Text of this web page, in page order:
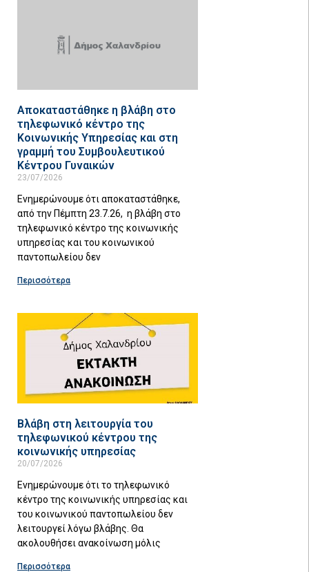
Αποκαταστάθηκε η βλάβη στο
τηλεφωνικό κέντρο της
Κοινωνικής Υπηρεσίας και στη
γραμμή του Συμβουλευτικού
Κέντρου Γυναικών
23/07/2026
Ενημερώνουμε ότι αποκαταστάθηκε,
από την Πέμπτη 23.7.26, η βλάβη στο
τηλεφωνικό κέντρο της κοινωνικής
υπηρεσίας και του κοινωνικού
παντοπωλείου δεν
Περισσότερα
Βλάβη στη λειτουργία του
τηλεφωνικού κέντρου της
κοινωνικής υπηρεσίας
20/07/2026
Ενημερώνουμε ότι το τηλεφωνικό
κέντρο της κοινωνικής υπηρεσίας και
του κοινωνικού παντοπωλείου δεν
λειτουργεί λόγω βλάβης. Θα
ακολουθήσει ανακοίνωση μόλις
Περισσότερα